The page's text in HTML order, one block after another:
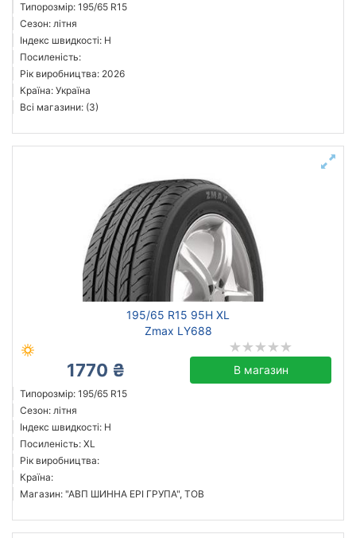
Типорозмір: 195/65 R15
Сезон: літня
Індекс швидкості: H
Посиленість:
Рік виробництва: 2026
Країна: Україна
Всі магазини: (3)
195/65 R15 95H XL
Zmax LY688
1770 ₴ В магазин
Типорозмір: 195/65 R15
Сезон: літня
Індекс швидкості: H
Посиленість: XL
Рік виробництва:
Країна:
Магазин: "АВП ШИННА ЕРІ ГРУПА", ТОВ